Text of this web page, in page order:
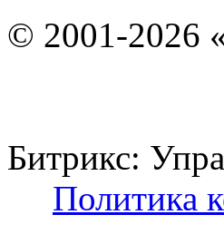
© 2001-2026
Битрикс:
Политика